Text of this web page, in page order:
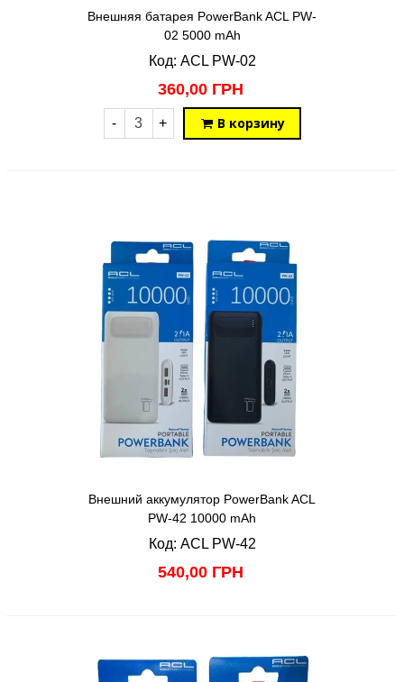
Внешняя батарея PowerBank ACL PW-
02 5000 mAh
Код: ACL PW-02
360,00 ГРН
- + В корзину
Внешний аккумулятор PowerBank ACL
PW-42 10000 mAh
Код: ACL PW-42
540,00 ГРН